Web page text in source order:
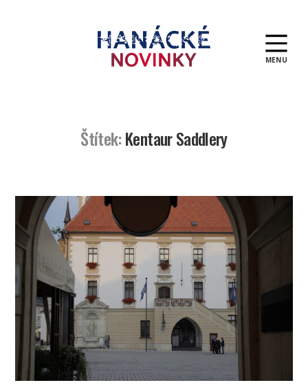
MENU
Štítek:Kentaur Saddlery